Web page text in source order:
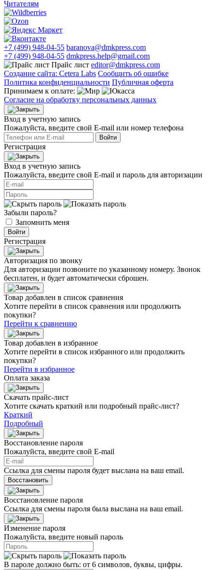
Читателям
+7 (499) 948-04-55 baranova@dmkpress.com
+7 (499) 948-04-55 dmkpress.help@gmail.com
Прайс лист editor@dmkpress.com
Создание сайта: Cetera Labs Сообщить об ошибке
Политика конфиденциальности Публичная оферта
Принимаем к оплате:
Согласие на обработку персональных данных
Вход в учетную запись
Пожалуйста, введите свой E‑mail или номер телефона
Войти
Регистрация
Вход в учетную запись
Пожалуйста, введите свой E‑mail и пароль для авторизации
Забыли пароль?
Запомнить меня
Войти
Регистрация
Авторизация по звонку
Для авторизации позвоните по указанному номеру. Звонок
бесплатен, и будет автоматически сброшен.
Товар добавлен в список сравнения
Хотите перейти в список сравнения или продолжить
покупки?
Перейти к сравнению
Товар добавлен в избранное
Хотите перейти в список избранного или продолжить
покупки?
Перейти в избранное
Оплата заказа
Скачать прайс-лист
Хотите скачать краткий или подробный прайс-лист?
Краткий
Подробный
Восстановление пароля
Пожалуйста, введите свой E‑mail
Ссылка для смены пароля будет выслана на ваш email.
Восстановить
Восстановление пароля
Ссылка для смены пароля была выслана на ваш email.
Изменение пароля
Пожалуйста, введите новый пароль
В пароле должно быть: от 6 символов, буквы, цифры.